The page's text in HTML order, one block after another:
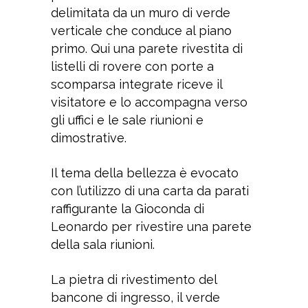
delimitata da un muro di verde
verticale che conduce al piano
primo. Qui una parete rivestita di
listelli di rovere con porte a
scomparsa integrate riceve il
visitatore e lo accompagna verso
gli uffici e le sale riunioni e
dimostrative.
Il tema della bellezza è evocato
con l’utilizzo di una carta da parati
raffigurante la Gioconda di
Leonardo per rivestire una parete
della sala riunioni.
La pietra di rivestimento del
bancone di ingresso, il verde